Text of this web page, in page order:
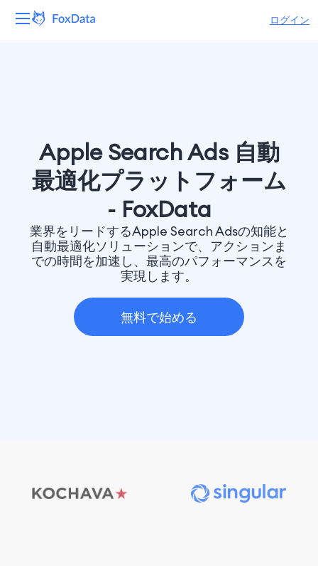
ログイン
リソース
会社
Apple Search Ads 自動
最適化プラットフォーム
- FoxData
業界をリードするApple Search Adsの知能と
自動最適化ソリューションで、アクションま
での時間を加速し、最高のパフォーマンスを
実現します。
無料で始める